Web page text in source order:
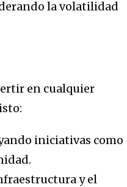
la volatilidad
en cualquier
iniciativas como
y el